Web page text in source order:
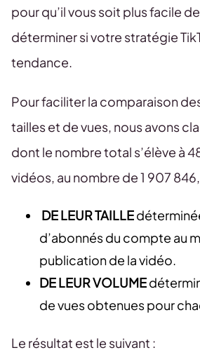
pour qu’il vous soit plus facile
déterminer si votre stratégie
tendance.
Pour faciliter la comparaison
tailles et de vues, nous avons
dont le nombre total s’élève à
vidéos, au nombre de 1 907
DE LEUR TAILLE
d’abonnés du compte au
publication de la vidéo.
DE LEUR VOLUME
de vues obtenues pour
Le résultat est le suivant :